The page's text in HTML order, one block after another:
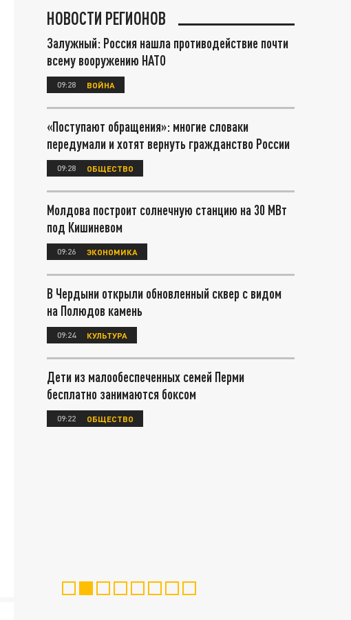
НОВОСТИ РЕГИОНОВ
Залужный: Россия нашла противодействие почти
всему вооружению НАТО
09:28 ВОЙНА
«Поступают обращения»: многие словаки
передумали и хотят вернуть гражданство России
09:28 ОБЩЕСТВО
Молдова построит солнечную станцию на 30 МВт
под Кишиневом
09:26 ЭКОНОМИКА
В Чердыни открыли обновленный сквер с видом
на Полюдов камень
09:24 КУЛЬТУРА
Дети из малообеспеченных семей Перми
бесплатно занимаются боксом
09:22 ОБЩЕСТВО